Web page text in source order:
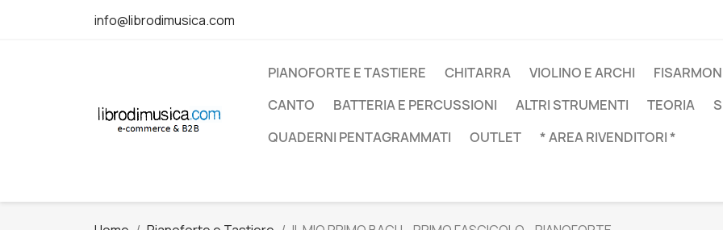
info@librodimusica.com
PIANOFORTE E TASTIERE CHITARRA VIOLINO E ARCHI
CANTO
BATTERIA E PERCUSSIONI ALTRI STRUMENTI TEORIA
QUADERNI PENTAGRAMMATI
OUTLET * AREA RIVENDITORI *